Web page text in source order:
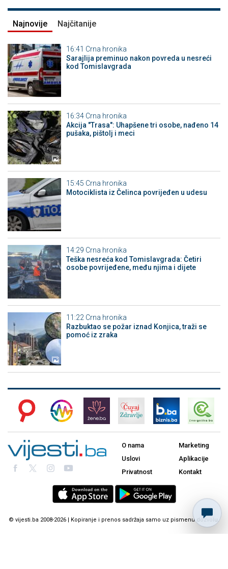
Najnovije Najčitanije
16:41 Crna hronika
Sarajlija preminuo nakon povreda u nesreći
kod Tomislavgrada
16:34 Crna hronika
Akcija "Trasa": Uhapšene tri osobe, nađeno 14
pušaka, pištolj i meci
15:45 Crna hronika
Motociklista iz Čelinca povrijeđen u udesu
14:29 Crna hronika
Teška nesreća kod Tomislavgrada: Četiri
osobe povrijeđene, među njima i dijete
11:22 Crna hronika
Razbuktao se požar iznad Konjica, traži se
pomoć iz zraka
O nama
Uslovi
Privatnost
Marketing
Aplikacije
Kontakt
© vijesti.ba 2008-2026 | Kopiranje i prenos sadržaja samo uz pismenu dozvolu.